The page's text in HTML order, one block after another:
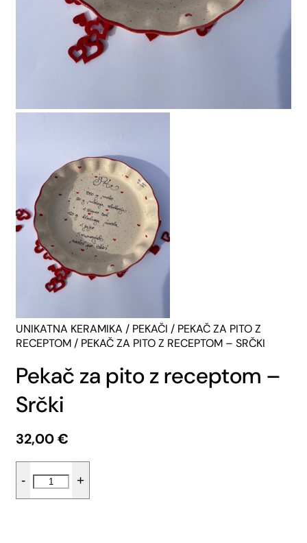
UNIKATNA KERAMIKA / PEKAČI / PEKAČ ZA PITO Z
RECEPTOM / PEKAČ ZA PITO Z RECEPTOM – SRČKI
Pekač za pito z receptom –
Srčki
32,00€
-
pito
+